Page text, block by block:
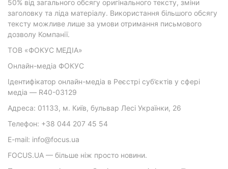
50% від загального обсягу оригінального тексту, зміни
заголовку та ліда матеріалу. Використання більшого обсягу
тексту можливе лише за умови отримання письмового
дозволу Компанії.
ТОВ «ФОКУС МЕДІА»
Онлайн-медіа ФОКУС
Ідентифікатор онлайн-медіа в Реєстрі суб’єктів у сфері
медіа — R40-03129
Адреса: 01133, м. Київ, бульвар Лесі Українки, 26
Телефон: +38 044 207 45 54
E-mail: info@focus.ua
FOCUS.UA — більше ніж просто новини.